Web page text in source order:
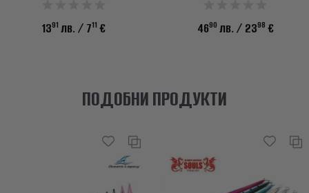
1391 лв. / 711 € 4690 лв. / 2398 €
ПОДОБНИ ПРОДУКТИ